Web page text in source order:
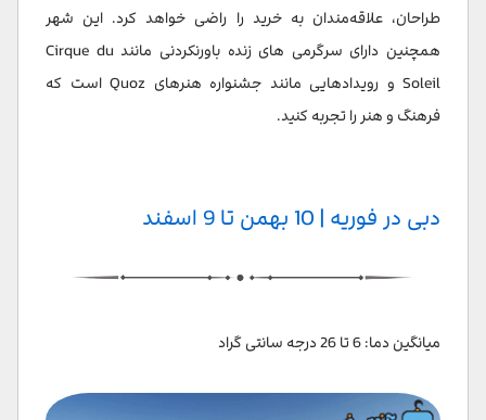
طراحان، علاقه‌مندان به خرید را راضی خواهد کرد. این شهر
همچنین دارای سرگرمی های زنده باورنکردنی مانند Cirque du
Soleil و رویدادهایی مانند جشنواره هنرهای Quoz است که
فرهنگ و هنر را تجربه کنید.
دبی در فوریه | 10 بهمن تا 9 اسفند
میانگین دما: 6 تا 26 درجه سانتی گراد